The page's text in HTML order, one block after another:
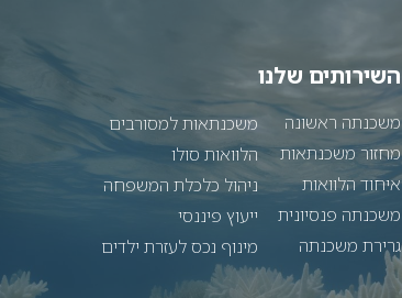
השירותים שלנו
משכנתה ראשונה
מחזור משכנתאות
איחוד הלוואות
משכנתה פנסיונית
גרירת משכנתה
משכנתאות למסורבים
הלוואות סולו
ניהול כלכלת המשפחה
ייעוץ פיננסי
מינוף נכס לעזרת ילדים